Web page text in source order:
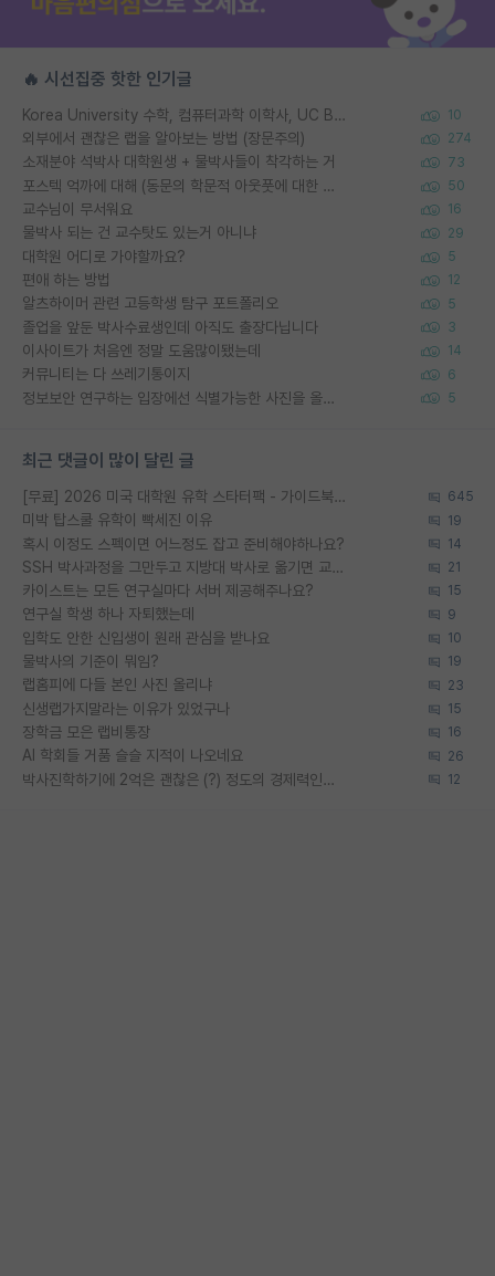
🔥 시선집중 핫한 인기글
Korea University 수학, 컴퓨터과학 이학사, UC Berkeley 산업공학 대학원 공학박사가 되는 것은 쉽지 않겠죠? 10
외부에서 괜찮은 랩을 알아보는 방법 (장문주의) 274
소재분야 석박사 대학원생 + 물박사들이 착각하는 거 73
포스텍 억까에 대해 (동문의 학문적 아웃풋에 대한 반박) 50
교수님이 무서워요 16
물박사 되는 건 교수탓도 있는거 아니냐 29
대학원 어디로 가야할까요? 5
편애 하는 방법 12
알츠하이머 관련 고등학생 탐구 포트폴리오 5
졸업을 앞둔 박사수료생인데 아직도 출장다닙니다 3
이사이트가 처음엔 정말 도움많이됐는데 14
커뮤니티는 다 쓰레기통이지 6
정보보안 연구하는 입장에선 식별가능한 사진을 올리는건 비추이긴함 5
최근 댓글이 많이 달린 글
[무료] 2026 미국 대학원 유학 스타터팩 - 가이드북 & 합격자 컨택메일 템플릿 645
미박 탑스쿨 유학이 빡세진 이유 19
혹시 이정도 스펙이면 어느정도 잡고 준비해야하나요? 14
SSH 박사과정을 그만두고 지방대 박사로 옮기면 교수의 꿈은 끝일까요? 21
카이스트는 모든 연구실마다 서버 제공해주나요? 15
연구실 학생 하나 자퇴했는데 9
입학도 안한 신입생이 원래 관심을 받나요 10
물박사의 기준이 뭐임? 19
랩홈피에 다들 본인 사진 올리냐 23
신생랩가지말라는 이유가 있었구나 15
장학금 모은 랩비통장 16
AI 학회들 거품 슬슬 지적이 나오네요 26
박사진학하기에 2억은 괜찮은 (?) 정도의 경제력인가요 12